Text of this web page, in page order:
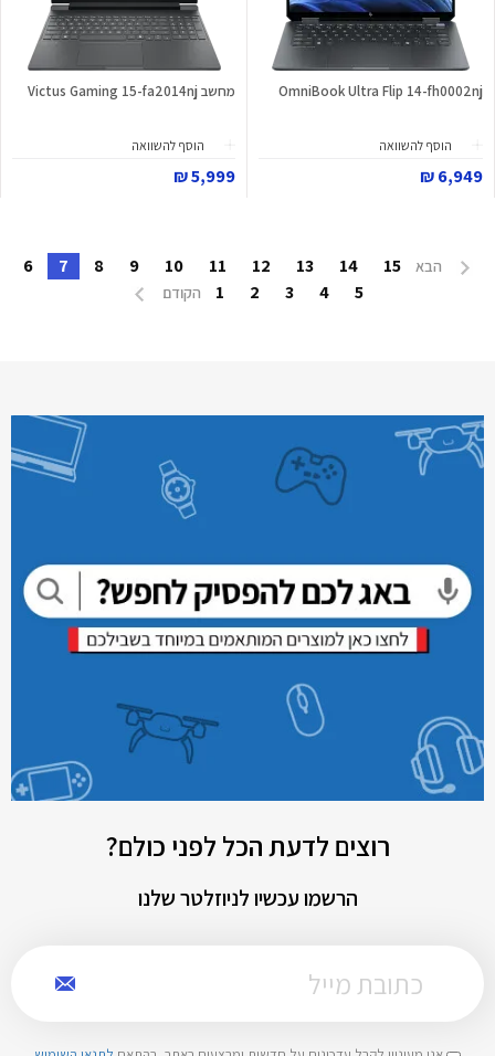
OmniBook Ultra Flip 14-fh0002nj
הוסף להשוואה
6,949 ₪
מחשב Victus Gaming 15-fa2014nj
הוסף להשוואה
5,999 ₪
הבא 15
14
13
12
11
10
9
8
7
6
5
4
3
2
1 הקודם
רוצים לדעת הכל לפני כולם?
הרשמו עכשיו לניוזלטר שלנו